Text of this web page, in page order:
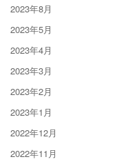
2023年8月
2023年5月
2023年4月
2023年3月
2023年2月
2023年1月
2022年12月
2022年11月